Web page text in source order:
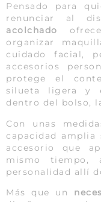
Pensado para
renunciar al
acolchado
organizar
cuidado facial,
accesorios
protege el
silueta ligera y
dentro del bolso,
Con unas
capacidad
accesorio que
mismo tiempo,
personalidad allí
Más que un